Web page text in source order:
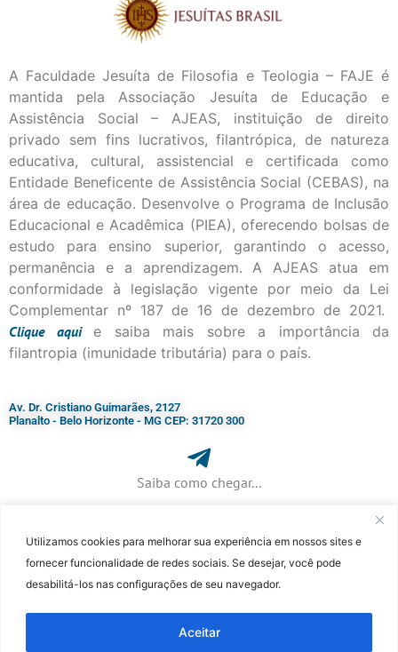
Utilizamos cookies para melhorar sua experiência em nossos sites e
fornecer funcionalidade de redes sociais. Se desejar, você pode
desabilitá-los nas configurações de seu navegador.
Aceitar
A Faculdade Jesuíta de Filosofia e Teologia – FAJE é
mantida pela Associação Jesuíta de Educação e
Assistência Social – AJEAS, instituição de direito
privado sem fins lucrativos, filantrópica, de natureza
educativa, cultural, assistencial e certificada como
Entidade Beneficente de Assistência Social (CEBAS), na
área de educação. Desenvolve o Programa de Inclusão
Educacional e Acadêmica (PIEA), oferecendo bolsas de
estudo para ensino superior, garantindo o acesso,
permanência e a aprendizagem. A AJEAS atua em
conformidade à legislação vigente por meio da Lei
Complementar nº 187 de 16 de dezembro de 2021.
Cliqueaqui
e saiba mais sobre a importância da
filantropia (imunidade tributária) para o país.
Av. Dr. Cristiano Guimarães, 2127
Planalto - Belo Horizonte - MG CEP: 31720 300
Saiba como chegar...
+ 55 (31) 3115-7000​
Patrick de Souza